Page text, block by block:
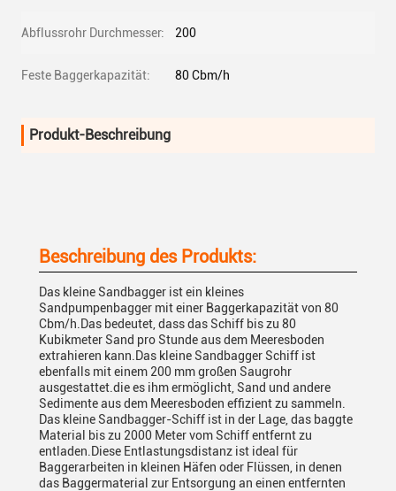
Abflussrohr Durchmesser: 200
Feste Baggerkapazität: 80 Cbm/h
Produkt-Beschreibung
Beschreibung des Produkts:
Das kleine Sandbagger ist ein kleines
Sandpumpenbagger mit einer Baggerkapazität von 80
Cbm/h.Das bedeutet, dass das Schiff bis zu 80
Kubikmeter Sand pro Stunde aus dem Meeresboden
extrahieren kann.Das kleine Sandbagger Schiff ist
ebenfalls mit einem 200 mm großen Saugrohr
ausgestattet.die es ihm ermöglicht, Sand und andere
Sedimente aus dem Meeresboden effizient zu sammeln.
Das kleine Sandbagger-Schiff ist in der Lage, das baggte
Material bis zu 2000 Meter vom Schiff entfernt zu
entladen.Diese Entlastungsdistanz ist ideal für
Baggerarbeiten in kleinen Häfen oder Flüssen, in denen
das Baggermaterial zur Entsorgung an einen entfernten